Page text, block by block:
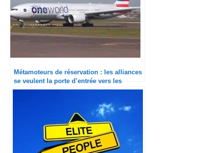
Métamoteurs de réservation : les alliances
se veulent la porte d’entrée vers les
compagnies aériennes